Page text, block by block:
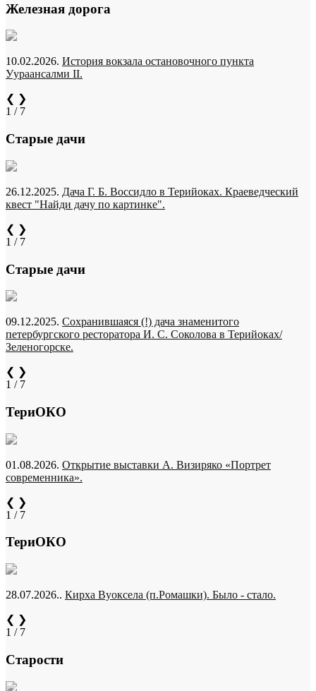
Железная дорога
10.02.2026. История вокзала остановочного пункта
Уураансалми II.
❮ ❯
1 / 7
Старые дачи
26.12.2025. Дача Г. Б. Воссидло в Терийоках. Краеведческий
квест "Найди дачу по картинке".
❮ ❯
1 / 7
Старые дачи
09.12.2025. Сохранившаяся (!) дача знаменитого
петербургского ресторатора И. С. Соколова в Терийоках/
Зеленогорске.
❮ ❯
1 / 7
ТериОКО
01.08.2026. Открытие выставки А. Визиряко «Портрет
современника».
❮ ❯
1 / 7
ТериОКО
28.07.2026.. Кирха Вуоксела (п.Ромашки). Было - стало.
❮ ❯
1 / 7
Старости